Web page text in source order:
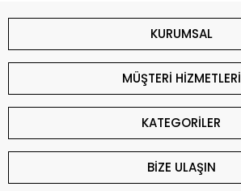
KURUMSAL
MÜŞTERİ HİZMETLERİ
KATEGORİLER
BİZE ULAŞIN